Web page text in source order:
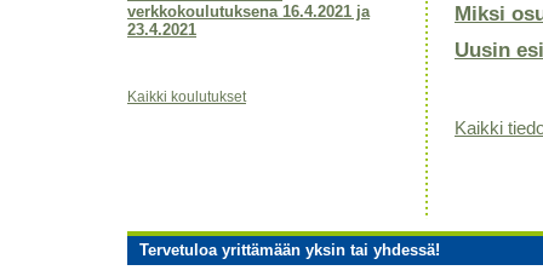
verkkokoulutuksena 16.4.2021 ja
23.4.2021
Kaikki koulutukset
Miksi
Uusin
Kaikki
Tervetuloa yrittämään yksin tai yhdessä!